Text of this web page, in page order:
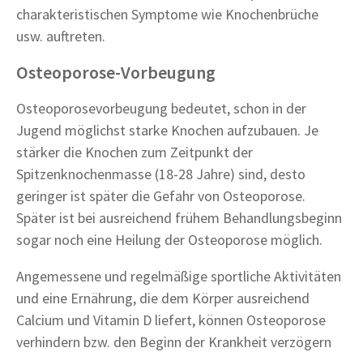
charakteristischen Symptome wie Knochenbrüche
usw. auftreten.
Osteoporose-Vorbeugung
Osteoporosevorbeugung bedeutet, schon in der
Jugend möglichst starke Knochen aufzubauen. Je
stärker die Knochen zum Zeitpunkt der
Spitzenknochenmasse (18-28 Jahre) sind, desto
geringer ist später die Gefahr von Osteoporose.
Später ist bei ausreichend frühem Behandlungsbeginn
sogar noch eine Heilung der Osteoporose möglich.
Angemessene und regelmäßige sportliche Aktivitäten
und eine Ernährung, die dem Körper ausreichend
Calcium und Vitamin D liefert, können Osteoporose
verhindern bzw. den Beginn der Krankheit verzögern